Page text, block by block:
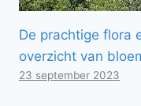
De prachtige flora
overzicht van
23 september 2023